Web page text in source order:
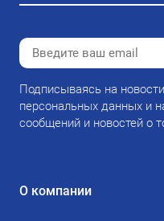
Подписываясь на
персональных данных и
сообщений и новостей о
О компании